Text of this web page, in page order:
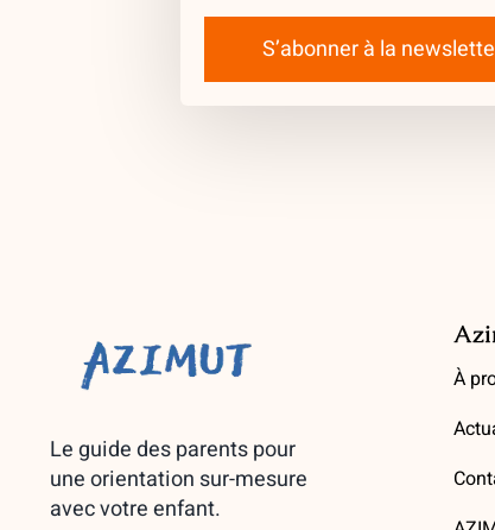
S’abonner à la
Le guide des parents pour
une orientation sur-mesure
avec votre enfant.
À